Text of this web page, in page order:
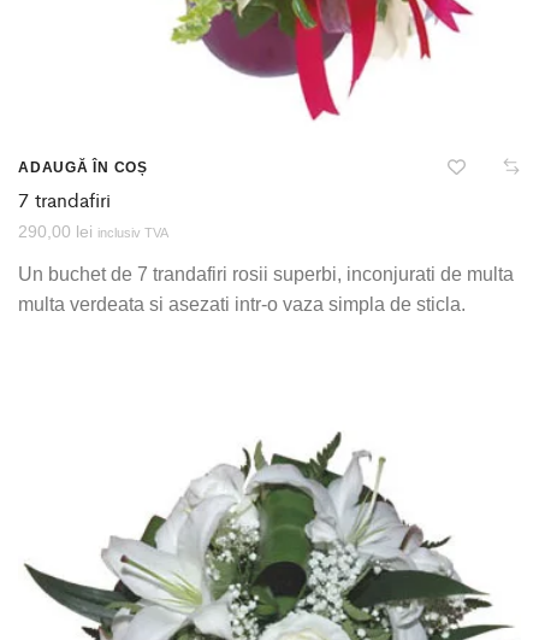
ADAUGĂ ÎN COȘ
7 trandafiri
290,00 lei inclusiv TVA
Un buchet de 7 trandafiri rosii superbi, inconjurati de multa
multa verdeata si asezati intr-o vaza simpla de sticla.